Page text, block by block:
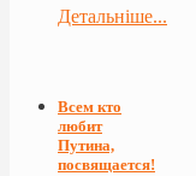
Детальніше...
Всем кто
любит
Путина,
посвящается!